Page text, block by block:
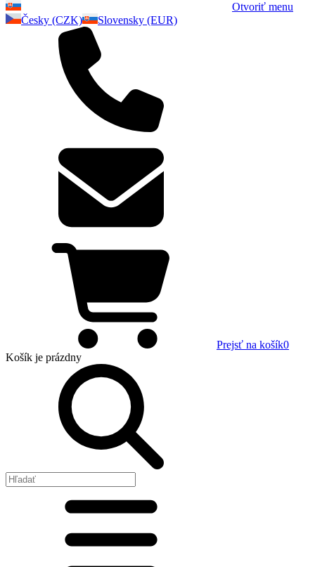
Otvoriť menu
Česky (CZK)
Slovensky (EUR)
Prejsť na košík0
Košík je prázdny